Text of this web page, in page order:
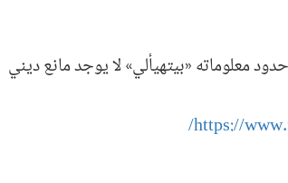
معلوماته «بيتهيألي» لا يوجد مانع ديني
https://